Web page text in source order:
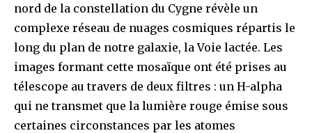
nord de la constellation du Cygne révèle un
complexe réseau de nuages cosmiques répartis le
long du plan de notre galaxie, la Voie lactée. Les
images formant cette mosaïque ont été prises au
télescope au travers de deux filtres : un H-alpha
qui ne transmet que la lumière rouge émise sous
certaines circonstances par les atomes